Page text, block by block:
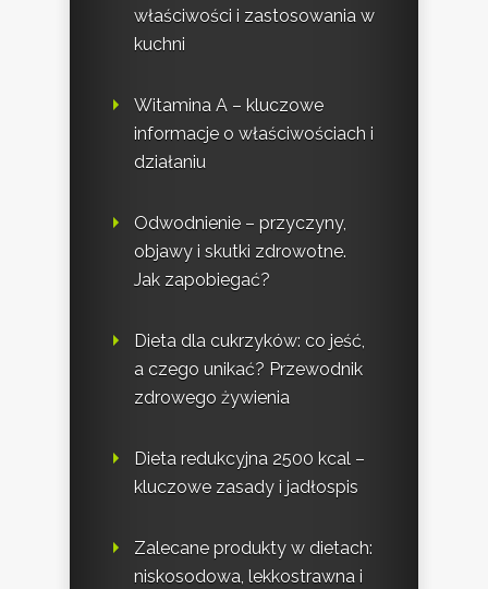
właściwości i zastosowania w
kuchni
Witamina A – kluczowe
informacje o właściwościach i
działaniu
Odwodnienie – przyczyny,
objawy i skutki zdrowotne.
Jak zapobiegać?
Dieta dla cukrzyków: co jeść,
a czego unikać? Przewodnik
zdrowego żywienia
Dieta redukcyjna 2500 kcal –
kluczowe zasady i jadłospis
Zalecane produkty w dietach:
niskosodowa, lekkostrawna i